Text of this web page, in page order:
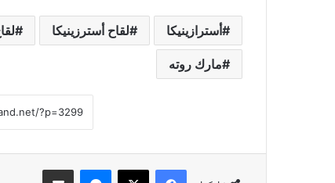
أسترازينيكا لقاح أسترزينيكا
مارك روته
فيسبوك ‫X ماسنجر مشاركة عبر البريد